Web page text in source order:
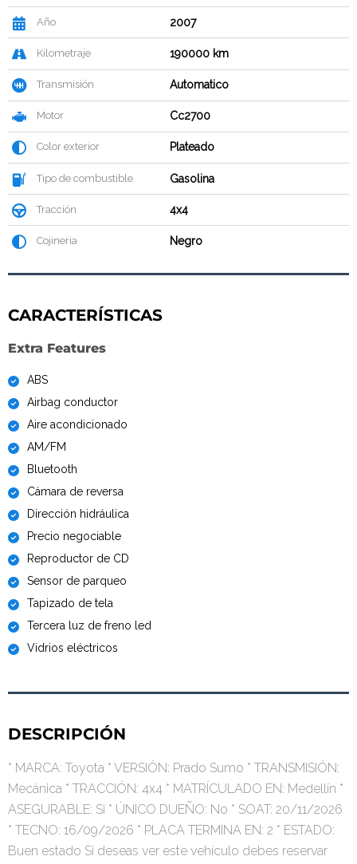
Año 2007
Kilometraje 190000 km
Transmisión Automatico
Motor Cc2700
Color exterior Plateado
Tipo de combustible Gasolina
Tracción 4x4
Cojineria Negro
CARACTERÍSTICAS
Extra Features
ABS
Airbag conductor
Aire acondicionado
AM/FM
Bluetooth
Cámara de reversa
Dirección hidráulica
Precio negociable
Reproductor de CD
Sensor de parqueo
Tapizado de tela
Tercera luz de freno led
Vidrios eléctricos
DESCRIPCIÓN
* MARCA: Toyota * VERSIÓN: Prado Sumo * TRANSMISIÓN:
Mecánica * TRACCIÓN: 4x4 * MATRÍCULADO EN: Medellín *
ASEGURABLE: Si * ÚNICO DUEÑO: No * SOAT: 20/11/2026
* TECNO: 16/09/2026 * PLACA TERMINA EN: 2 * ESTADO:
Buen estado Si deseas ver este vehículo debes reservar